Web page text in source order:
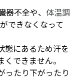
不全や、 体温調
できなくなって
態にあるため汗を
できません。
ったり下がったり